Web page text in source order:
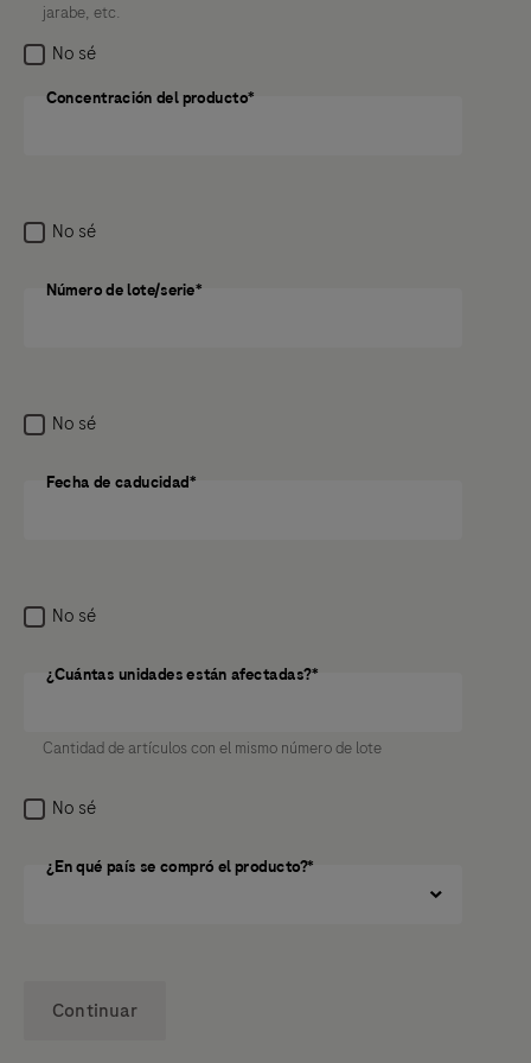
potencial o si sospecha que no fue causado por el
medicamento, aún es necesario informar el efecto
jarabe, etc.
No sé
Concentración del producto
Concentración del producto*
No sé
Número de lote/serie
Número de lote/serie*
No sé
Fecha de caducidad
Fecha de caducidad*
No sé
¿Cuántas unidades están afectadas?
¿Cuántas unidades están afectadas?*
Cantidad de artículos con el mismo número de lote
No sé
¿En qué país se compró el producto?*
Continuar